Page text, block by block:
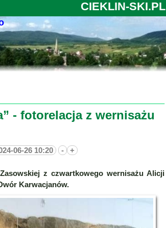
CIEKLIN-SKI.PL
- fotorelacja z wernisażu
06-26 10:20 - +
z czwartkowego wernisażu Alicji
Karwacjanów.